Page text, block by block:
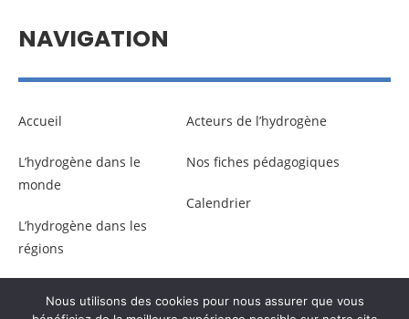
NAVIGATION
Accueil
L’hydrogène dans le
monde
L’hydrogène dans les
régions
Acteurs de l’hydrogène
Nos fiches pédagogiques
Calendrier
© Copyright –Communicaweb 2026
Nous utilisons des cookies pour nous assurer que vous